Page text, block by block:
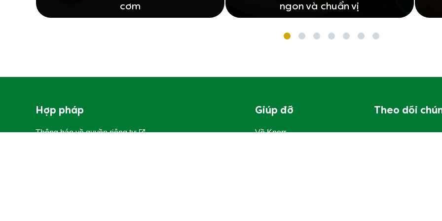
cơm
ngon và chuẩn vị
Hợp pháp
Thông báo về quyền riêng tư
Giúp đỡ
Về Knorr
Theo dõi